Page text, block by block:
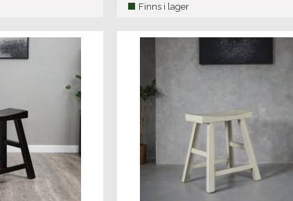
Finns i lager